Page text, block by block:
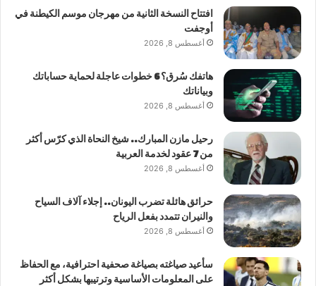
افتتاح النسخة الثانية من مهرجان موسم الكيطنة في
أوجفت
أغسطس 8, 2026
هاتفك سُرق؟ 6 خطوات عاجلة لحماية حساباتك
وبياناتك
أغسطس 8, 2026
رحيل مازن المبارك.. شيخ النحاة الذي كرّس أكثر
من 7 عقود لخدمة العربية
أغسطس 8, 2026
حرائق هائلة تضرب اليونان.. إجلاء آلاف السياح
والنيران تتمدد بفعل الرياح
أغسطس 8, 2026
سأعيد صياغته بصياغة صحفية احترافية، مع الحفاظ
على المعلومات الأساسية وترتيبها بشكل أكثر